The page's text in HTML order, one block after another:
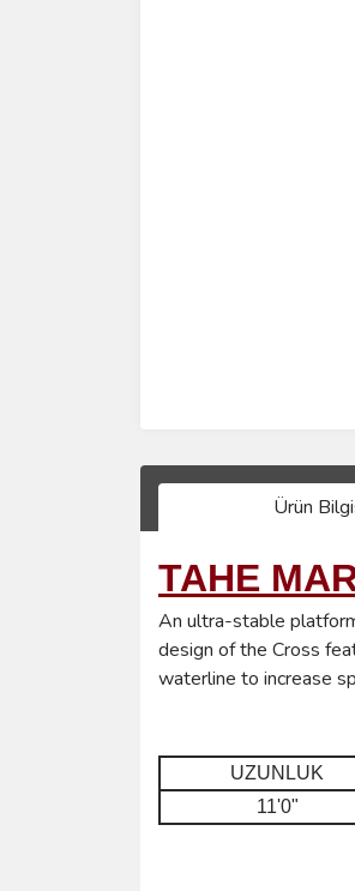
Ürün
TAHE
An ultra-stable
design of the Cross
waterline to increase
UZUNLUK
11'0"